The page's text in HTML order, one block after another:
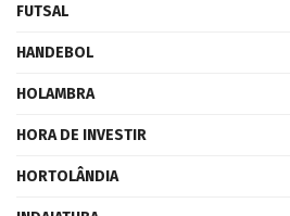
FUTSAL
HANDEBOL
HOLAMBRA
HORA DE INVESTIR
HORTOLÂNDIA